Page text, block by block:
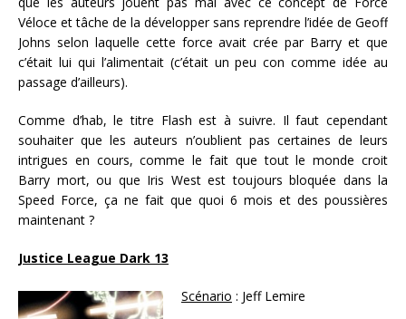
Véloce et tâche de la développer sans reprendre l’idée de Geoff
Johns selon laquelle cette force avait crée par Barry et que
c’était lui qui l’alimentait (c’était un peu con comme idée au
passage d’ailleurs).
Comme d’hab, le titre Flash est à suivre. Il faut cependant
souhaiter que les auteurs n’oublient pas certaines de leurs
intrigues en cours, comme le fait que tout le monde croit
Barry mort, ou que Iris West est toujours bloquée dans la
Speed Force, ça ne fait que quoi 6 mois et des poussières
maintenant ?
Justice League Dark 13
Scénario : Jeff Lemire